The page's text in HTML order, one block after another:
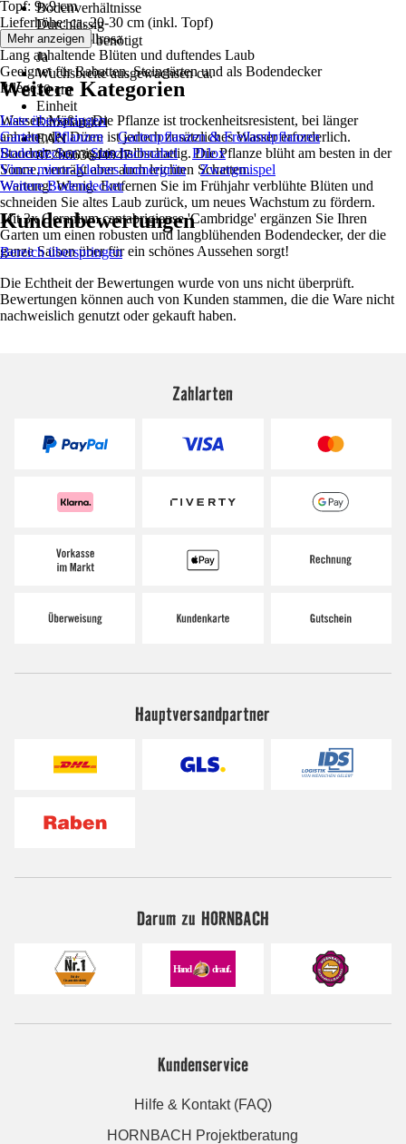
Bodenverhältnisse
Durchlässig
Rankhilfe benötigt
Ja
Wuchsbreite ausgewachsen ca.
30 cm
Einheit
Einzelartikel
EAN
8720663644947
Topf: 9x9 cm
Lieferhöhe: ca. 20-30 cm (inkl. Topf)
Blütenfarbe: Hellrosa
Lang anhaltende Blüten und duftendes Laub
Geeignet für Rabatten, Steingärten und als Bodendecker
Pflege
Wasser: Mäßig. Die Pflanze ist trockenheitsresistent, bei länger
anhaltender Dürre ist jedoch zusätzliches Wasser erforderlich.
Standort: Sonnig bis halbschattig. Die Pflanze blüht am besten in der
Sonne, verträgt aber auch leichten Schatten.
Wartung: Wenig. Entfernen Sie im Frühjahr verblühte Blüten und
schneiden Sie altes Laub zurück, um neues Wachstum zu fördern.
Mit 3x Geranium cantabrigiense 'Cambridge' ergänzen Sie Ihren
Garten um einen robusten und langblühenden Bodendecker, der die
ganze Saison über für ein schönes Aussehen sorgt!
Mehr anzeigen
Weitere Kategorien
Liste überspringen
Garten
Pflanzen
Gartenpflanzen & Freilandpflanzen
Bodendecker
Storchschnabel
Phlox
Vinca minor-Kleines Immergrün
Zwergmispel
Weitere Bodendecker
Kundenbewertungen
Bereich überspringen
Die Echtheit der Bewertungen wurde von uns nicht überprüft.
Bewertungen können auch von Kunden stammen, die die Ware nicht
nachweislich genutzt oder gekauft haben.
Zahlarten
Hauptversandpartner
Darum zu HORNBACH
Kundenservice
Hilfe & Kontakt (FAQ)
HORNBACH Projektberatung